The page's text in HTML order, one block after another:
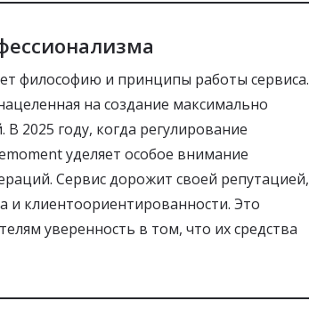
философию и принципы работы сервиса.
на создание максимально
2025 году, когда регулирование
уделяет особое внимание
Сервис дорожит своей репутацией,
и клиентоориентированности. Это
уверенность в том, что их средства